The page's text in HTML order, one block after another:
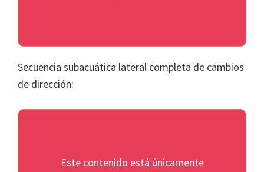
Secuencia subacuática lateral completa de cambios
de dirección:
Este contenido está únicamente